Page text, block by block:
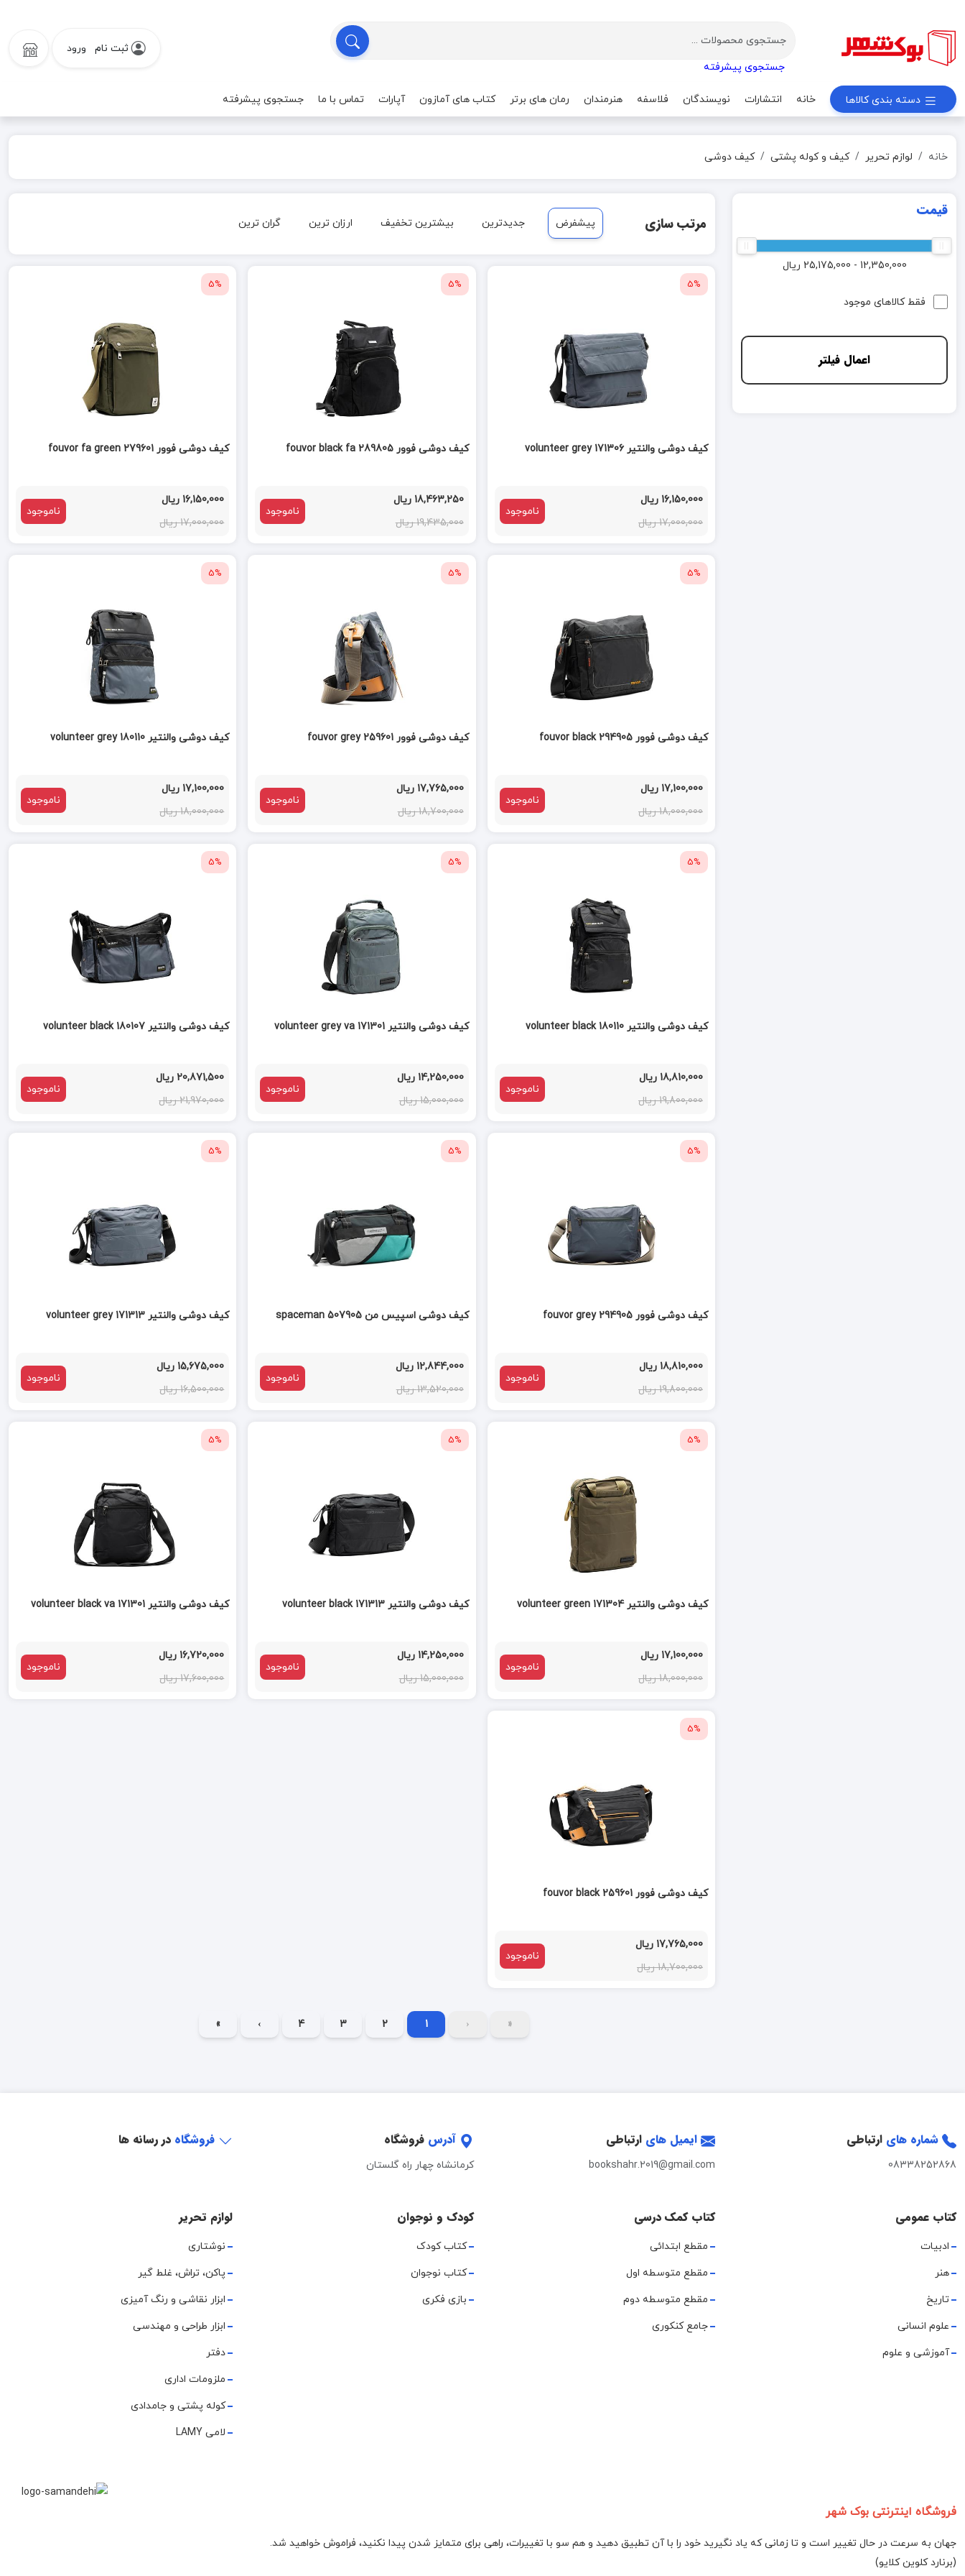
جستجوی پیشرفته
ثبت نام ورود
دسته بندی کالاها خانه انتشارات نویسندگان فلاسفه هنرمندان رمان های برتر کتاب های آمازون آپارات تماس با ما جستجوی پیشرفته
خانه لوازم تحریر کیف و کوله پشتی کیف دوشی
قیمت
12,350,000 - 25,175,000 ریال
فقط کالاهای موجود
اعمال فیلتر
مرتب سازی پیشفرض جدیدترین بیشترین تخفیف ارزان ترین گران ترین
5%
کیف دوشی والنتیر volunteer grey 171306
16,150,000 ریال
17,000,000 ریال
ناموجود
5%
کیف دوشی فوور fouvor black fa 289805
18,463,250 ریال
19,435,000 ریال
ناموجود
5%
کیف دوشی فوور fouvor fa green 279601
16,150,000 ریال
17,000,000 ریال
ناموجود
5%
کیف دوشی فوور fouvor black 294905
17,100,000 ریال
18,000,000 ریال
ناموجود
5%
کیف دوشی فوور fouvor grey 259601
17,765,000 ریال
18,700,000 ریال
ناموجود
5%
کیف دوشی والنتیر volunteer grey 180110
17,100,000 ریال
18,000,000 ریال
ناموجود
5%
کیف دوشی والنتیر volunteer black 180110
18,810,000 ریال
19,800,000 ریال
ناموجود
5%
کیف دوشی والنتیر volunteer grey va 171301
14,250,000 ریال
15,000,000 ریال
ناموجود
5%
کیف دوشی والنتیر volunteer black 180107
20,871,500 ریال
21,970,000 ریال
ناموجود
5%
کیف دوشی فوور fouvor grey 294905
18,810,000 ریال
19,800,000 ریال
ناموجود
5%
کیف دوشی اسپیس من spaceman 507905
12,844,000 ریال
13,520,000 ریال
ناموجود
5%
کیف دوشی والنتیر volunteer grey 171313
15,675,000 ریال
16,500,000 ریال
ناموجود
5%
کیف دوشی والنتیر volunteer green 171304
17,100,000 ریال
18,000,000 ریال
ناموجود
5%
کیف دوشی والنتیر volunteer black 171313
14,250,000 ریال
15,000,000 ریال
ناموجود
5%
کیف دوشی والنتیر volunteer black va 171301
16,720,000 ریال
17,600,000 ریال
ناموجود
5%
کیف دوشی فوور fouvor black 259601
17,765,000 ریال
18,700,000 ریال
ناموجود
«
‹
1
2
3
4
›
»
شماره های ارتباطی
08338252868
ایمیل های ارتباطی
bookshahr.2019@gmail.com
آدرس فروشگاه
کرمانشاه چهار راه گلستان
فروشگاه در رسانه ها
کتاب عمومی
ادبیات
هنر
تاریخ
علوم انسانی
آموزشی و علوم
کتاب کمک درسی
مقطع ابتدائی
مقطع متوسطه اول
مقطع متوسطه دوم
جامع کنکوری
کودک و نوجوان
کتاب کودک
کتاب نوجوان
بازی فکری
لوازم تحریر
نوشتاری
پاکن، تراش، غلط گیر
ابزار نقاشی و رنگ آمیزی
ابزار طراحی و مهندسی
دفتر
ملزومات اداری
کوله پشتی و جامدادی
لامی LAMY
فروشگاه اینترنتی بوک شهر
جهان به سرعت در حال تغییر است و تا زمانی که یاد نگیرید خود را با آن تطبیق دهید و هم سو با تغییرات، راهی برای متمایز شدن پیدا نکنید، فراموش خواهید شد.
(برنارد کلوین کلایو)